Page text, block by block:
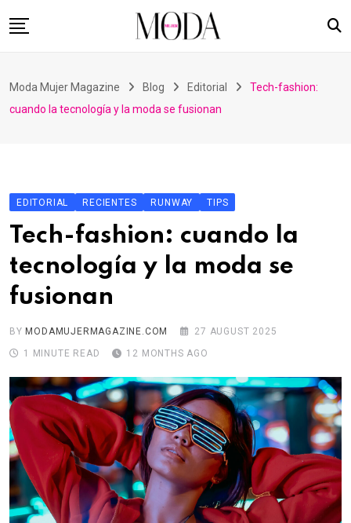
to
Nuestras Revistas
Contacto
Moda Mujer Magazine Blog Editorial
Tech-fashion:
cuando la tecnología y la moda se fusionan
EDITORIAL RECIENTES RUNWAY TIPS
Tech-fashion: cuando la
tecnología y la moda se
fusionan
BY MODAMUJERMAGAZINE.COM
27 AUGUST 2025
1 MINUTE READ
12 MONTHS AGO